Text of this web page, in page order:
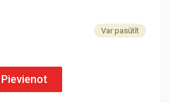
Var pasūtīt
Pievienot